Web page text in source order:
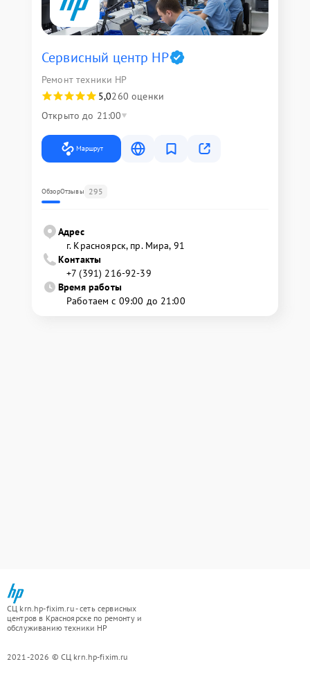
Сервисный центр HP
Ремонт техники HP
5,0260 оценки
Открыто до 21:00
Маршрут
ОбзорОтзывы 295
Адрес
г. Красноярск, ​пр. Мира, 91
Контакты
+7 (391) 216-92-39
Время работы
Работаем с 09:00 до 21:00
СЦ krn.hp-fixim.ru - сеть сервисных
центров в Красноярске по ремонту и
обслуживанию техники HP
2021-2026 © СЦ krn.hp-fixim.ru